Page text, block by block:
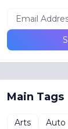
Main Tags
Arts Auto